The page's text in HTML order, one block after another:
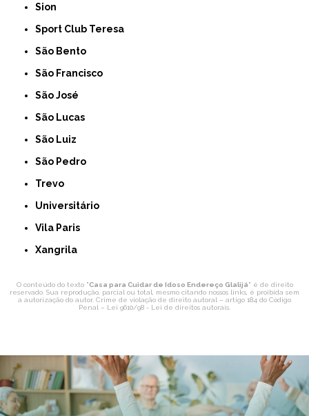
Sion
Sport Club Teresa
São Bento
São Francisco
São José
São Lucas
São Luiz
São Pedro
Trevo
Universitário
Vila Paris
Xangrila
O conteúdo do texto "Casa para Cuidar de Idoso Endereço Glalijá" é de direito
reservado. Sua reprodução, parcial ou total, mesmo citando nossos links, é proibida sem
a autorização do autor. Crime de violação de direito autoral – artigo 184 do Código
Penal – Lei 9610/98 - Lei de direitos autorais